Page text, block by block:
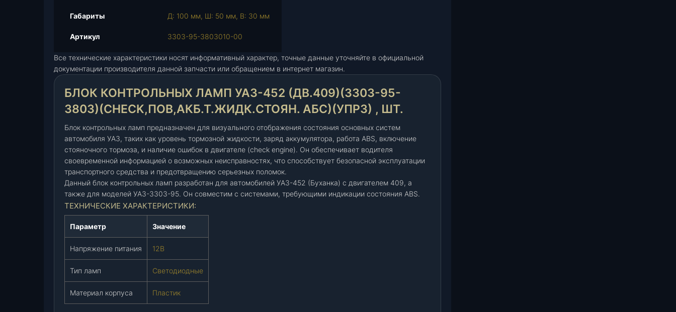
к
о
р
о
л
ь
н
ы
х
л
а
м
Габариты Д: 100 мм, Ш: 50 мм, В: 30 мм
Артикул 3303-95-3803010-00
Все технические характеристики носят информативный характер, точные данные уточняйте в официальной
документации производителя данной запчасти или обращением в интернет магазин.
БЛОК КОНТРОЛЬНЫХ ЛАМП УАЗ-452 (ДВ.409)(3303-95-
3803)(CHECK,ПОВ,АКБ.Т.ЖИДК.СТОЯН. АБС)(УПРЗ) , ШТ.
Блок контрольных ламп предназначен для визуального отображения состояния основных систем
автомобиля УАЗ, таких как уровень тормозной жидкости, заряд аккумулятора, работа ABS, включение
стояночного тормоза, и наличие ошибок в двигателе (check engine). Он обеспечивает водителя
своевременной информацией о возможных неисправностях, что способствует безопасной эксплуатации
транспортного средства и предотвращению серьезных поломок.
Данный блок контрольных ламп разработан для автомобилей УАЗ-452 (Буханка) с двигателем 409, а
также для моделей УАЗ-3303-95. Он совместим с системами, требующими индикации состояния ABS.
ТЕХНИЧЕСКИЕ ХАРАКТЕРИСТИКИ:
Параметр Значение
Напряжение питания 12В
Тип ламп Светодиодные
Материал корпуса Пластик